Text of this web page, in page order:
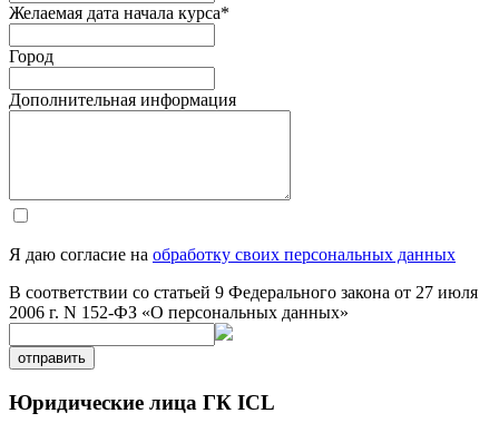
Желаемая дата начала курса*
Город
Дополнительная информация
Я даю согласие на обработку своих персональных данных
В соответствии со статьей 9 Федерального закона от 27 июля
2006 г. N 152-ФЗ «О персональных данных»
отправить
Юридические лица ГК ICL